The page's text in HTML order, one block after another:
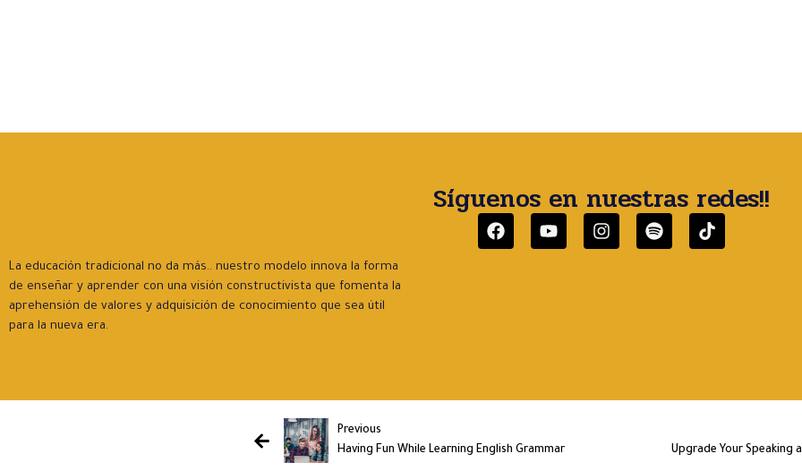
Síguenos en nuestras redes!!
La educación tradicional no da más.. nuestro modelo innova la forma
de enseñar y aprender con una visión constructivista que fomenta la
aprehensión de valores y adquisición de conocimiento que sea útil
para la nueva era.
Previous
Having Fun While Learning English Grammar
Upgrade Your Speaking